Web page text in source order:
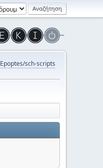
sch-scripts